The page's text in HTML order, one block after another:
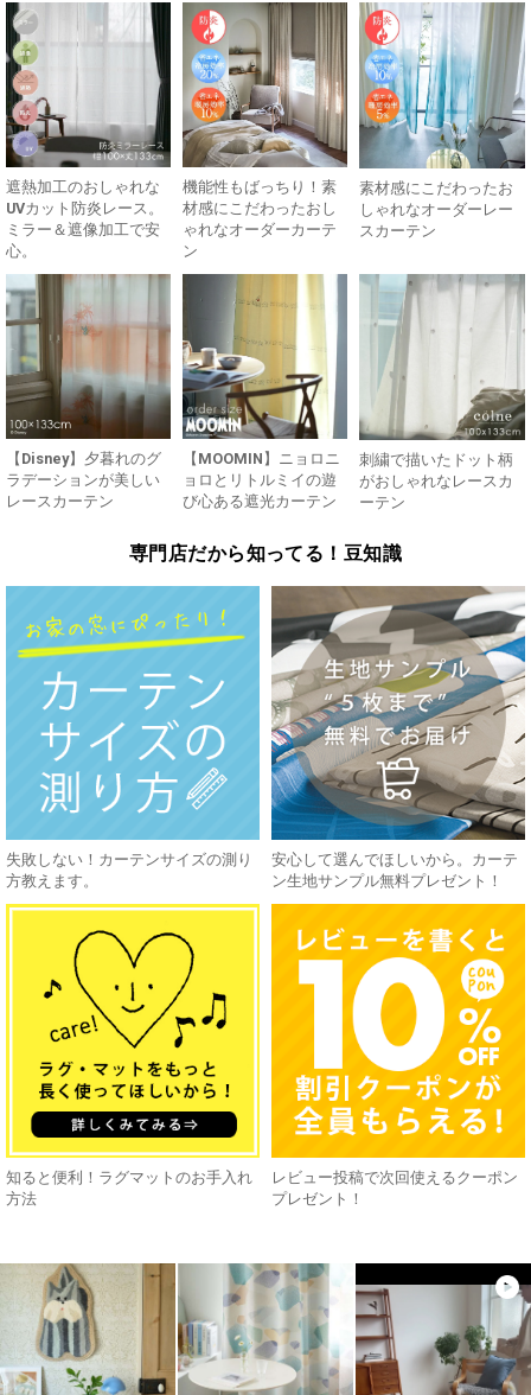
遮熱加工のおしゃれな
UVカット防炎レース。
ミラー＆遮像加工で安
心。
機能性もばっちり！素
材感にこだわったおし
ゃれなオーダーカーテ
ン
素材感にこだわったお
しゃれなオーダーレー
スカーテン
【Disney】夕暮れのグ
ラデーションが美しい
レースカーテン
【MOOMIN】ニョロニ
ョロとリトルミイの遊
び心ある遮光カーテン
刺繍で描いたドット柄
がおしゃれなレースカ
ーテン
専門店だから知ってる！豆知識
失敗しない！カーテンサイズの測り
方教えます。
安心して選んでほしいから。カーテ
ン生地サンプル無料プレゼント！
知ると便利！ラグマットのお手入れ
方法
レビュー投稿で次回使えるクーポン
プレゼント！